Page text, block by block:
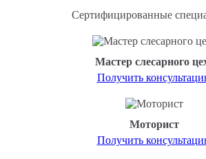
Сертифицированные
Мастер слесарного
Получить
Моторист
Получить